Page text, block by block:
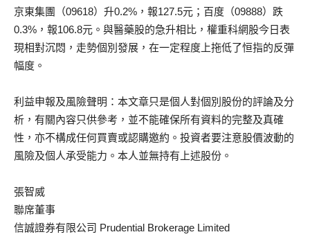
京東集團（09618）升0.2%，報127.5元；百度（09888）跌
0.3%，報106.8元。與醫藥股的急升相比，權重科網股今日表
現相對沉悶，走勢個別發展，在一定程度上拖低了恒指的反彈
幅度。
利益申報及風險聲明：本文章只是個人對個別股份的評論及分
析，有關內容只供參考，並不能確保所有資料的完整及真確
性，亦不構成任何買賣或認購邀約。投資者要注意股價波動的
風險及個人承受能力。本人並無持有上述股份。
張智威
聯席董事
信誠證券有限公司 Prudential Brokerage Limited